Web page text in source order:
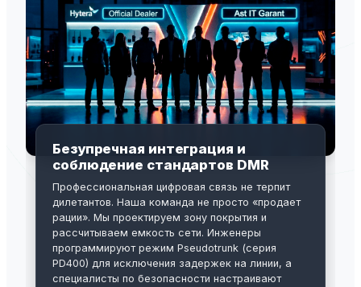
Безупречная интеграция и
соблюдение стандартов DMR
Профессиональная цифровая связь не терпит
дилетантов. Наша команда не просто «продает
рации». Мы проектируем зону покрытия и
рассчитываем емкость сети. Инженеры
программируют режим Pseudotrunk (серия
PD400) для исключения задержек на линии, а
специалисты по безопасности настраивают